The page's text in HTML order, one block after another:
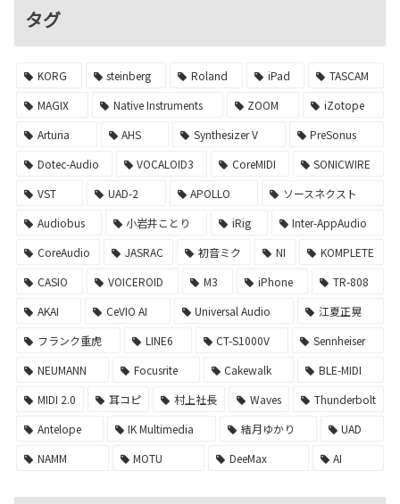
タグ
KORG steinberg Roland iPad
TASCAM
MAGIX
Native Instruments ZOOM
iZotope
Arturia
AHS Synthesizer V
PreSonus
Dotec-Audio
VOCALOID3 CoreMIDI
SONICWIRE
VST
UAD-2 APOLLO
ソースネクスト
Audiobus
小岩井ことり iRig
Inter-AppAudio
CoreAudio
JASRAC 初音ミク NI
KOMPLETE
CASIO
VOICEROID M3 iPhone
TR-808
AKAI
CeVIO AI Universal Audio
江夏正晃
フランク重虎
LINE6 CT-S1000V
Sennheiser
NEUMANN
Focusrite Cakewalk
BLE-MIDI
MIDI 2.0
耳コピ 村上社長 Waves
Thunderbolt
Antelope
IK Multimedia 結月ゆかり
UAD
NAMM
MOTU DeeMax AI